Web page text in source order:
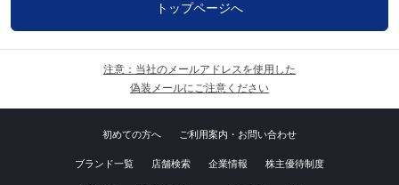
トップページへ
注意：当社のメールアドレスを使用した
偽装メールにご注意ください
初めての方へ ご利用案内・お問い合わせ
ブランド一覧 店舗検索 企業情報 株主優待制度